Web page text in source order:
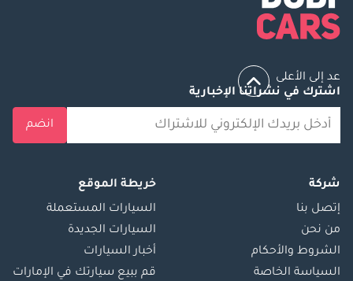
عد إلى الأعلى
اشترك في نشراتنا الإخبارية
انضم
شركة
إتصل بنا
من نحن
الشروط والأحكام
السياسة الخاصة
خريطة الموقع
السيارات المستعملة
السيارات الجديدة
أخبار السيارات
قم ببيع سيارتك في الإمارات